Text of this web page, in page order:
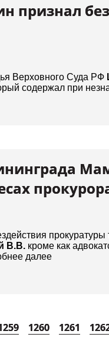
признал
Верховного Суда РФ
содержал при
прокуратуры
В.В. кроме как
далее
1260 1261